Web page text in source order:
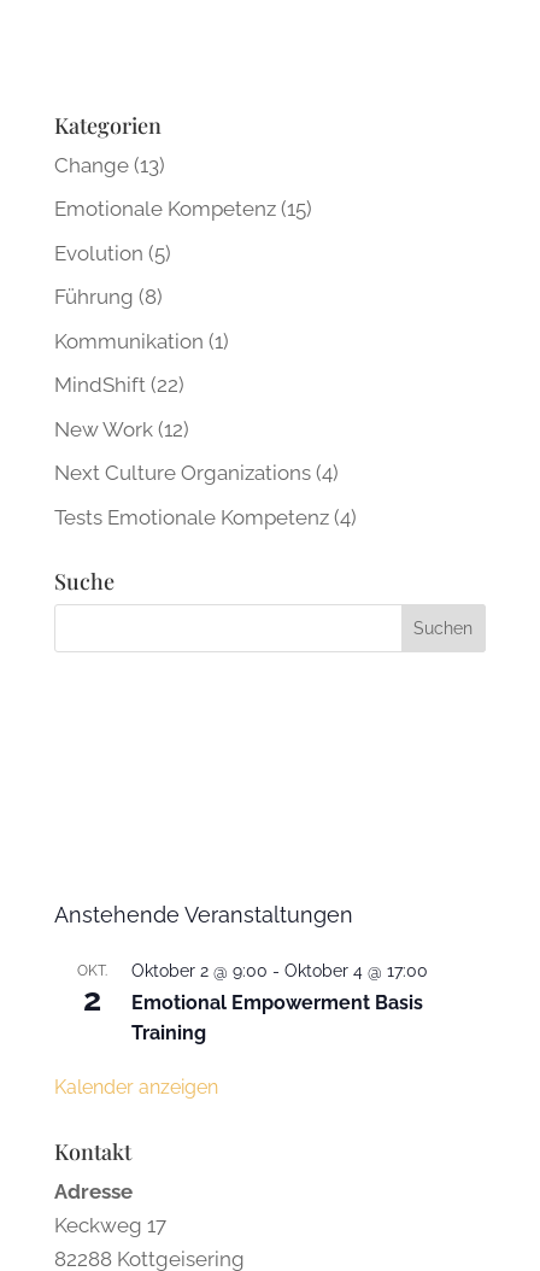
Kategorien
Change(13)
Emotionale Kompetenz(15)
Evolution (5)
Führung (8)
Kommunikation (1)
MindShift(22)
New Work(12)
Next Culture Organizations(4)
Tests Emotionale Kompetenz(4)
Suche
Anstehende Veranstaltungen
OKT.
2
Oktober 2 @ 9:00 - Oktober 4 @ 17:00
Emotional Empowerment Basis
Training
Kalender anzeigen
Kontakt
Adresse
Keckweg 17
82288 Kottgeisering